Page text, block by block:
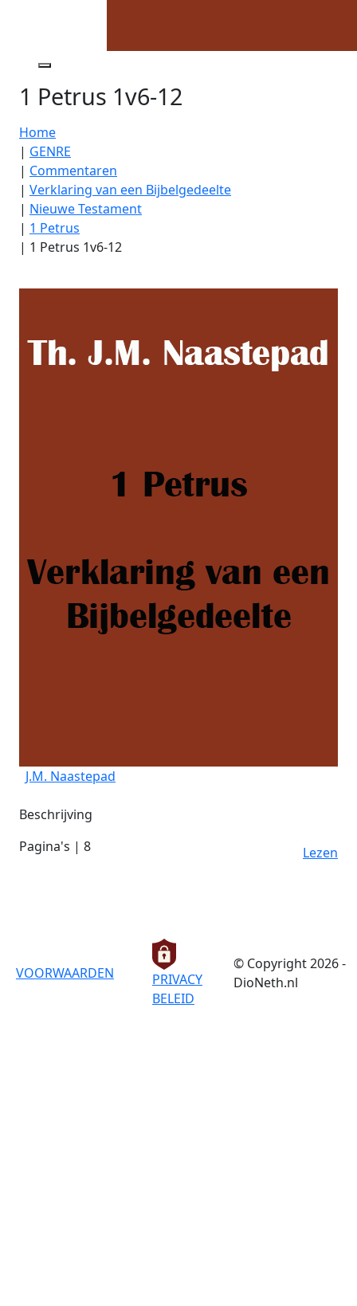
1 Petrus 1v6-12
Home
| GENRE
| Commentaren
| Verklaring van een Bijbelgedeelte
| Nieuwe Testament
| 1 Petrus
| 1 Petrus 1v6-12
J.M. Naastepad
Beschrijving
Pagina's | 8
Lezen
VOORWAARDEN
PRIVACY
BELEID
© Copyright 2026 -
DioNeth.nl